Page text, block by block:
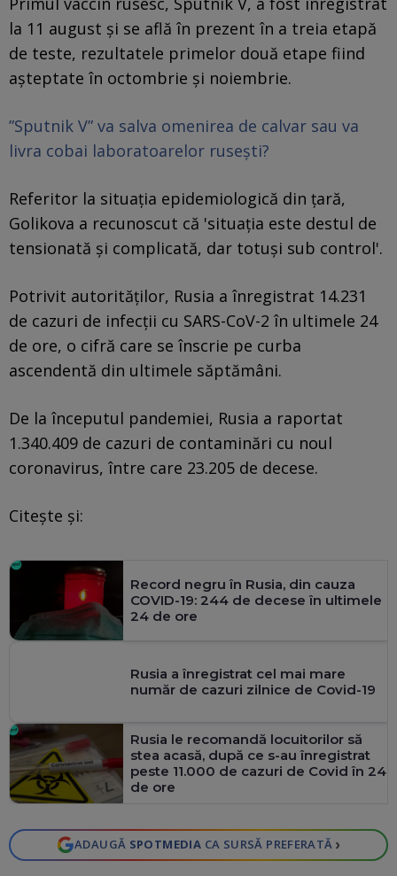
la 11 august şi se află în prezent în a treia etapă
de teste, rezultatele primelor două etape fiind
aşteptate în octombrie şi noiembrie.
”Sputnik V” va salva omenirea de calvar sau va
livra cobai laboratoarelor ruseşti?
Referitor la situaţia epidemiologică din ţară,
Golikova a recunoscut că 'situaţia este destul de
tensionată şi complicată, dar totuşi sub control'.
Potrivit autorităţilor, Rusia a înregistrat 14.231
de cazuri de infecţii cu SARS-CoV-2 în ultimele 24
de ore, o cifră care se înscrie pe curba
ascendentă din ultimele săptămâni.
De la începutul pandemiei, Rusia a raportat
1.340.409 de cazuri de contaminări cu noul
coronavirus, între care 23.205 de decese.
Citește și:
Record negru în Rusia, din cauza
COVID-19: 244 de decese în ultimele
24 de ore
Rusia a înregistrat cel mai mare
număr de cazuri zilnice de Covid-19
Rusia le recomandă locuitorilor să
stea acasă, după ce s-au înregistrat
peste 11.000 de cazuri de Covid în 24
de ore
ADAUGĂ SPOTMEDIA CA SURSĂ PREFERATĂ ›